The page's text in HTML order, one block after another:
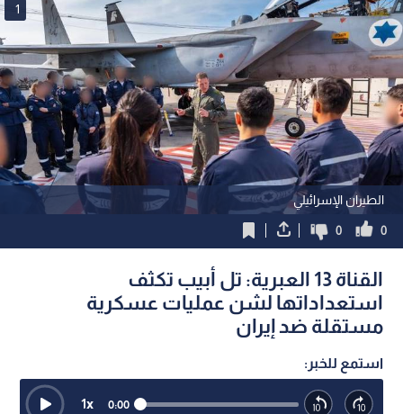
الطيران الإسرائيلي
1
0
0
القناة 13 العبرية: تل أبيب تكثف
استعداداتها لشن عمليات عسكرية
مستقلة ضد إيران
استمع للخبر:
0:00
1x